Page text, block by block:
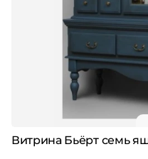
Витрина Бьёрт семь